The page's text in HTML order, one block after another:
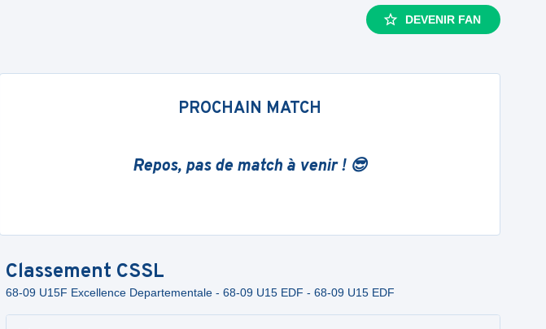
DEVENIR FAN
PROCHAIN MATCH
Repos, pas de match à venir ! 😎
Classement CSSL
68-09 U15F Excellence Departementale - 68-09 U15 EDF - 68-09 U15 EDF